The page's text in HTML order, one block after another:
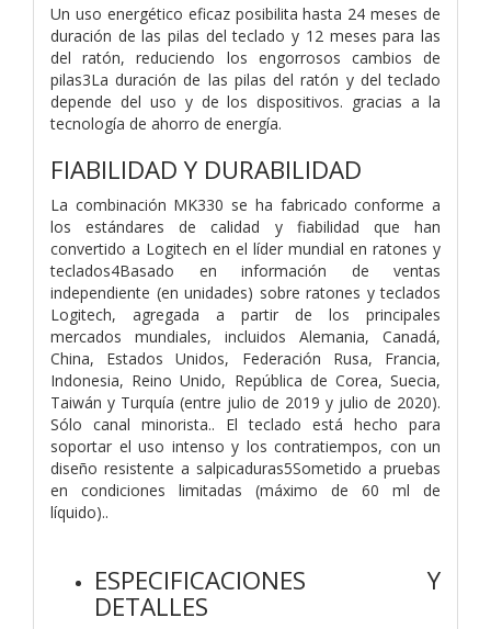
Un uso energético eficaz posibilita hasta 24 meses de
duración de las pilas del teclado y 12 meses para las
del ratón, reduciendo los engorrosos cambios de
pilas3La duración de las pilas del ratón y del teclado
depende del uso y de los dispositivos. gracias a la
tecnología de ahorro de energía.
FIABILIDAD Y DURABILIDAD
La combinación MK330 se ha fabricado conforme a
los estándares de calidad y fiabilidad que han
convertido a Logitech en el líder mundial en ratones y
teclados4Basado en información de ventas
independiente (en unidades) sobre ratones y teclados
Logitech, agregada a partir de los principales
mercados mundiales, incluidos Alemania, Canadá,
China, Estados Unidos, Federación Rusa, Francia,
Indonesia, Reino Unido, República de Corea, Suecia,
Taiwán y Turquía (entre julio de 2019 y julio de 2020).
Sólo canal minorista.. El teclado está hecho para
soportar el uso intenso y los contratiempos, con un
diseño resistente a salpicaduras5Sometido a pruebas
en condiciones limitadas (máximo de 60 ml de
líquido)..
ESPECIFICACIONES Y
DETALLES